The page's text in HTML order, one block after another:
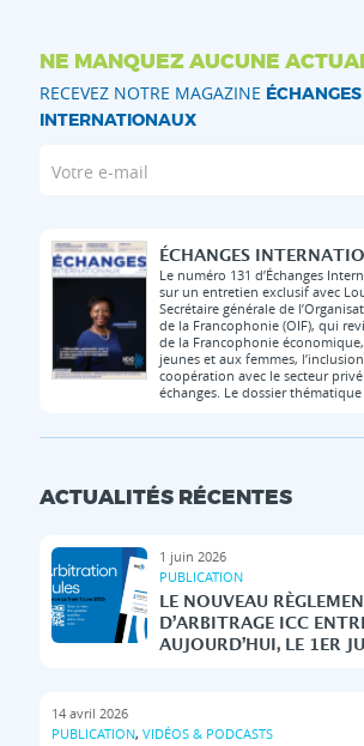
NE MANQUEZ AUCUNE
RECEVEZ NOTRE MAGAZINE ÉCHANGES
INTERNATIONAUX
Votre e-mail
ÉCHANGES
Le numéro 131 d’Échanges
sur un entretien exclusif avec
Secrétaire générale de
de la Francophonie (OIF), qui
de la Francophonie
jeunes et aux femmes,
coopération avec le secteur
échanges. Le dossier
ACTUALITÉS RÉCENTES
1 juin 2026
PUBLICATION
LE NOUVEAU
D’ARBITRAGE ICC
AUJOURD’HUI, LE 1ER
14 avril 2026
PUBLICATION, VIDÉOS & PODCASTS